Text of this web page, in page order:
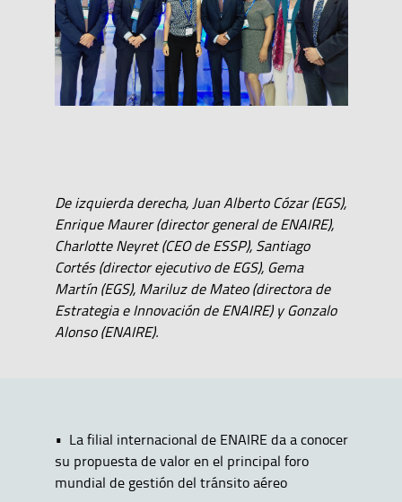
De izquierda derecha, Juan Alberto Cózar (EGS),
Enrique Maurer (director general de ENAIRE),
Charlotte Neyret (CEO de ESSP), Santiago
Cortés (director ejecutivo de EGS), Gema
Martín (EGS), Mariluz de Mateo (directora de
Estrategia e Innovación de ENAIRE) y Gonzalo
Alonso (ENAIRE).
• La filial internacional de ENAIRE da a conocer
su propuesta de valor en el principal foro
mundial de gestión del tránsito aéreo